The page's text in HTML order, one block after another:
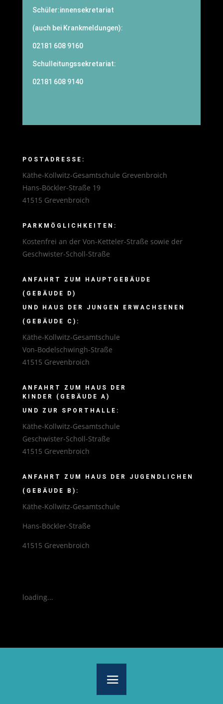
Schüler:innensekretariat
(auch bei Krankmeldungen):
02181 608 9160
Schulleitungssekretariat:
02181 608 9140
POSTADRESSE:
Käthe-Kollwitz-Gesamtschule Grevenbroich
Hans-Böckler-Straße 19
41515 Grevenbroich
PARKMÖGLICHKEITEN:
Kostenfrei an der Von-Ketteler-Straße sowie der
Geschwister-Scholl-Straße
ANFAHRT ZUM HAUPTGEBÄUDE
(GEBÄUDE D)
UND HAUS DER JUNGEN ERWACHSENEN
(GEBÄUDE C):
Käthe-Kollwitz-Gesamtschule
Von-Bodelschwingh-Straße
41515 Grevenbroich
ANFAHRT ZUM HAUS DER
KINDER (GEBÄUDE A)
UND ZUR SPORTHALLE:
Käthe-Kollwitz-Gesamtschule
Geschwister-Scholl-Straße
41515 Grevenbroich
ANFAHRT ZUM HAUS DER JUGENDLICHEN
(GEBÄUDE B):
Käthe-Kollwitz-Gesamtschule
Hans-Böckler-Straße
41515 Grevenbroich
loading...